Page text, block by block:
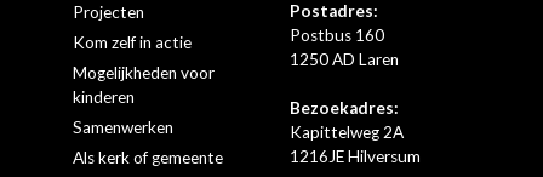
Projecten
Kom zelf in actie
Mogelijkheden voor
kinderen
Samenwerken
Als kerk of gemeente
Postadres:
Postbus 160
1250 AD Laren
Bezoekadres:
Kapittelweg 2A
1216JE Hilversum